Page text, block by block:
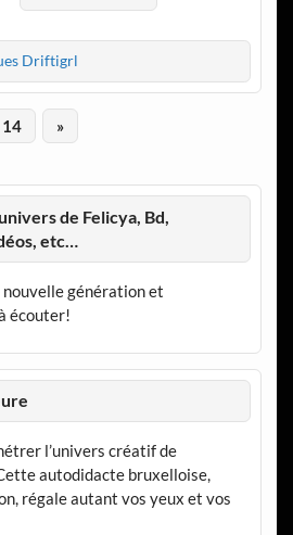
Driftigrl
14 »
de Felicya, Bd,
etc…
nouvelle génération et
écouter!
l’univers créatif de
autodidacte bruxelloise,
régale autant vos yeux et vos